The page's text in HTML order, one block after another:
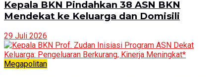
Kepala BKN Pindahkan 38 ASN BKN
Mendekat ke Keluarga dan Domisili
29 Juli 2026
Megapolitan